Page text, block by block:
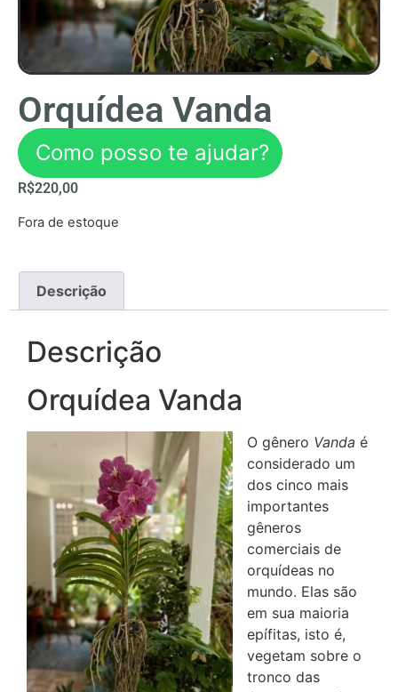
Orquídea Vanda
Como posso te ajudar?
R$220,00
Fora de estoque
Descrição
Descrição
Orquídea Vanda
O gênero Vanda é
considerado um
dos cinco mais
importantes
gêneros
comerciais de
orquídeas no
mundo. Elas são
em sua maioria
epífitas, isto é,
vegetam sobre o
tronco das